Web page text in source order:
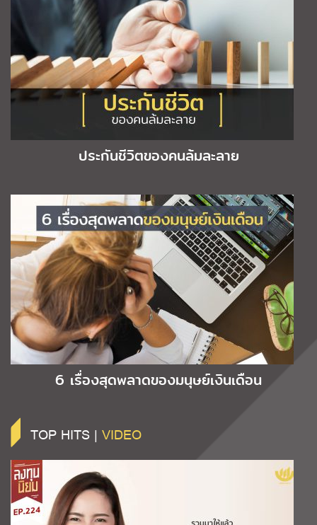
ประกันชีวิตของคนล้มละลาย
6 เรื่องสุดพลาดของมนุษย์เงินเดือน
TOP HITS | VIDEO